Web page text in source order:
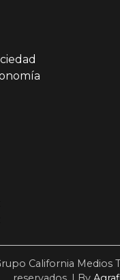
California Medios